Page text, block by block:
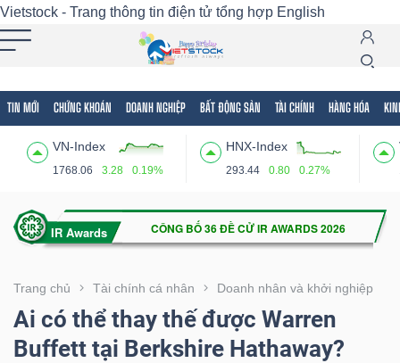
Vietstock - Trang thông tin điện tử tổng hợp English
TIN MỚI CHỨNG KHOÁN DOANH NGHIỆP BẤT ĐỘNG SẢN TÀI CHÍNH HÀNG HÓA
VN-Index
1768.06 3.28 0.19%
HNX-Index
293.44 0.80 0.27%
Trang chủ Tài chính cá nhân Doanh nhân và khởi nghiệp
Ai có thể thay thế được Warren
Buffett tại Berkshire Hathaway?
Tất cả Tính năng Ngành Mã chứng khoán
Tính
(-)
VIETSTOCK
CHỨNG